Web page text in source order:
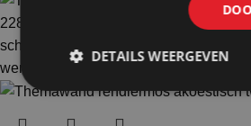
DETAILS WEERGEVEN